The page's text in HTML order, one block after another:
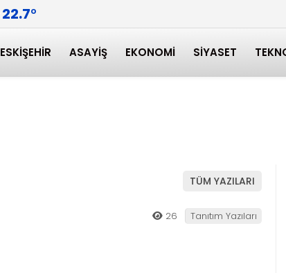
22.7°
ESKIŞEHIR ASAYIŞ EKONOMI SIYASET
TÜM YAZILARI
26 Tanıtım Yazıları